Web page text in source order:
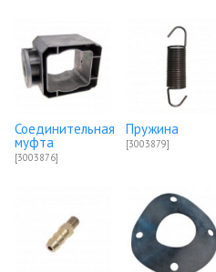
Соединительная
муфта
[3003876]
Пружина
[3003879]